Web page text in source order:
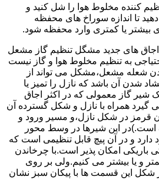
کننده مخلوط هوا را شل کنید و
تا اندازه سوراخ های محفظه
بیشتر یا کمتری وارد محفظه شود.
های جدید مشگل تنظیم گاز مشعل
به تنظیم مخلوط هوا و گاز نیست
شعله مشعل،مشکل می تواند از
شدن آن باشد که نازل را تمیز یا
گاز معمولی که در اکثر اجاق
گیرد همراه با نازل و شکل گسترده آن
قرمز در شکل نازل،و مسیر ورود و
این شیرها در وسط محور
و در آن پیچ قابل تنظیمی است که
باریکی امکان پذیر است.با چرخاندن
و یا بیشتر می کنیم.ولی بر روی
شکل این قسمت ها با پیکان سبز نشان